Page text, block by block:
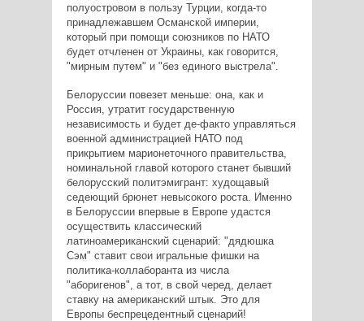
полуостровом в пользу Турции, когда-то
принадлежавшем Османской империи,
который при помощи союзников по НАТО
будет отчленен от Украины, как говорится,
"мирным путем" и "без единого выстрела".
Белоруссии повезет меньше: она, как и
Россия, утратит государственную
независимость и будет де-факто управляться
военной администрацией НАТО под
прикрытием марионеточного правительства,
номинальной главой которого станет бывший
белорусский политэмигрант: худощавый
седеющий брюнет невысокого роста. Именно
в Белоруссии впервые в Европе удастся
осуществить классический
латиноамериканский сценарий: "дядюшка
Сэм" ставит свои игральные фишки на
политика-коллаборанта из числа
"аборигенов", а тот, в свой черед, делает
ставку на американский штык. Это для
Европы беспрецедентный сценарий!